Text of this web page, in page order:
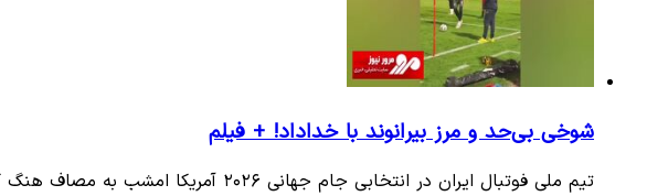
شوخی‌ بی‌حد و مرز بیرانوند با خداداد! + فیلم
تیم ملی فوتبال ایران در انتخابی جام جهانی ۲۰۲۶ آمریکا امشب به مصاف هنگ کنگ می رود. ملی پوشان روز گذشته در زمین اکباتان…